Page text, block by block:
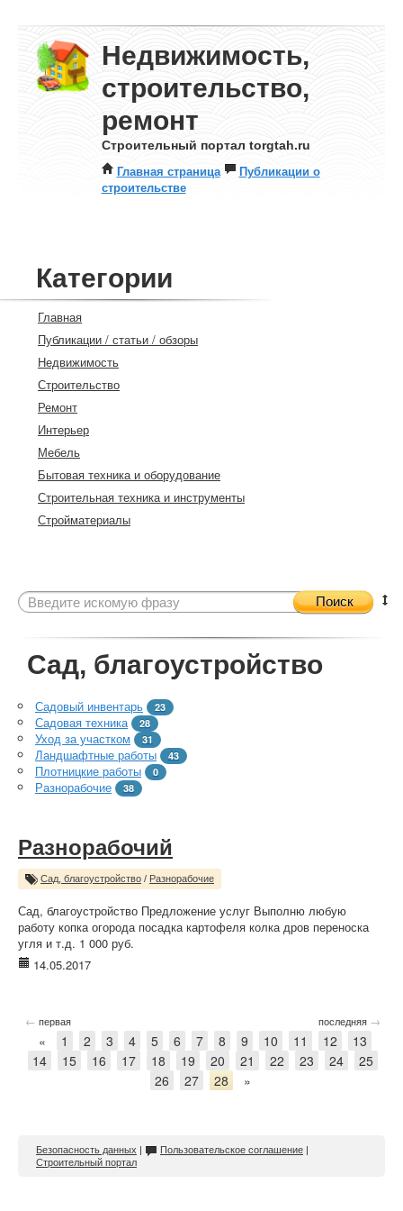
Недвижимость,
строительство,
ремонт
Строительный портал torgtah.ru
Главная страница
Публикации о
строительстве
Категории
Главная
Публикации / статьи / обзоры
Недвижимость
Строительство
Ремонт
Интерьер
Мебель
Бытовая техника и оборудование
Строительная техника и инструменты
Стройматериалы
Поиск
Сад, благоустройство
Садовый инвентарь 23
Садовая техника 28
Уход за участком 31
Ландшафтные работы 43
Плотницкие работы 0
Разнорабочие 38
Разнорабочий
Сад, благоустройство / Разнорабочие
Сад, благоустройство Предложение услуг Выполню любую
работу копка огорода посадка картофеля колка дров переноска
угля и т.д. 1 000 руб.
14.05.2017
← первая последняя →
« 1 2 3 4 5 6 7 8 9 10 11 12
13
14
15 16 17 18 19 20 21 22 23 24
25
26
27 28 »
Безопасность данных | Пользовательское соглашение |
Строительный портал